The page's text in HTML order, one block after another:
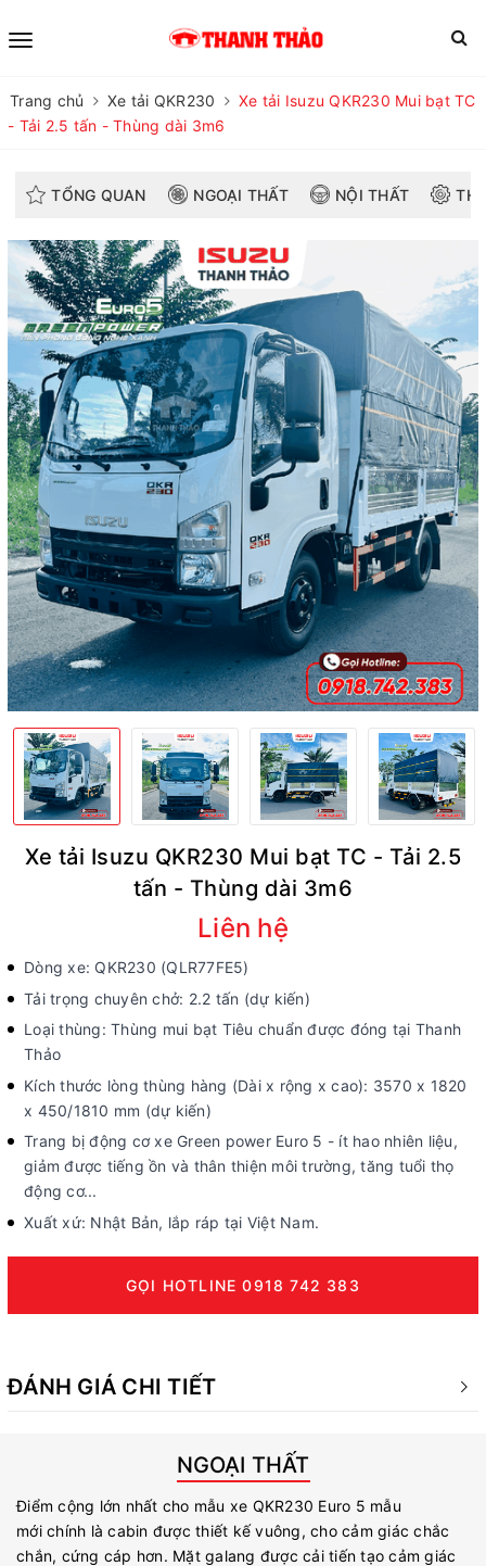
Trang chủ Xe tải QKR230
Xe tải Isuzu QKR230 Mui bạt TC
- Tải 2.5 tấn - Thùng dài 3m6
TỔNG QUAN NGOẠI THẤT NỘI THẤT
Xe tải Isuzu QKR230 Mui bạt TC - Tải 2.5
tấn - Thùng dài 3m6
Liên hệ
Dòng xe: QKR230 (QLR77FE5)
Tải trọng chuyên chở: 2.2 tấn (dự kiến)
Loại thùng: Thùng mui bạt Tiêu chuẩn được đóng tại Thanh
Thảo
Kích thước lòng thùng hàng (Dài x rộng x cao): 3570 x 1820
x 450/1810 mm (dự kiến)
Trang bị động cơ xe Green power Euro 5 - ít hao nhiên liệu,
giảm được tiếng ồn và thân thiện môi trường, tăng tuổi thọ
động cơ...
Xuất xứ: Nhật Bản, lắp ráp tại Việt Nam.
GỌI HOTLINE 0918 742 383
ĐÁNH GIÁ CHI TIẾT
NGOẠI THẤT
Điểm cộng lớn nhất cho mẫu xe QKR230 Euro 5 mẫu
mới chính là cabin được thiết kế vuông, cho cảm giác chắc
chắn, cứng cáp hơn. Mặt galang được cải tiến tạo cảm giác